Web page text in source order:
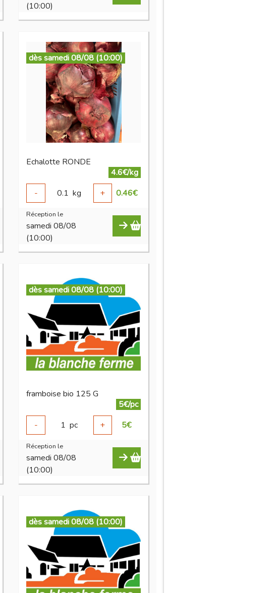
(10:00)
dès samedi 08/08 (10:00)
Echalotte RONDE
4.6€/kg
-
0.1 kg + 0.46€
Réception le
samedi 08/08
(10:00)
dès samedi 08/08 (10:00)
framboise bio 125 G
5€/pc
-
1 pc + 5€
Réception le
samedi 08/08
(10:00)
dès samedi 08/08 (10:00)